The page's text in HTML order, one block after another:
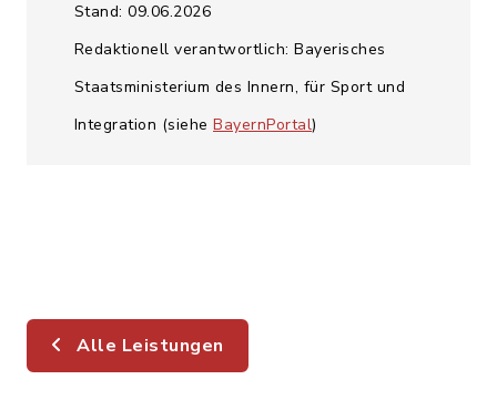
Stand: 09.06.2026
Redaktionell verantwortlich: Bayerisches
Staatsministerium des Innern, für Sport und
Integration (siehe BayernPortal)
Alle Leistungen